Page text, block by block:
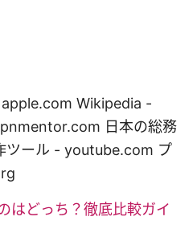
Wikipedia -
日本の総務
ツール - youtube.com プ
どっち？徹底比較ガイ